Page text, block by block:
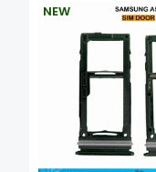
NEW